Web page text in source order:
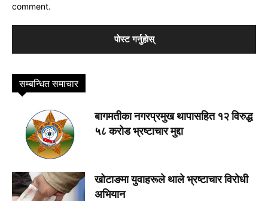
comment.
सम्बन्धित समाचार
बागमतीका नगरप्रमुख थापासहित १२ विरुद्ध
५८ करोड भ्रष्टाचार मुद्दा
खोटाङमा युवाहरूले थाले भ्रष्टाचार विरोधी
अभियान